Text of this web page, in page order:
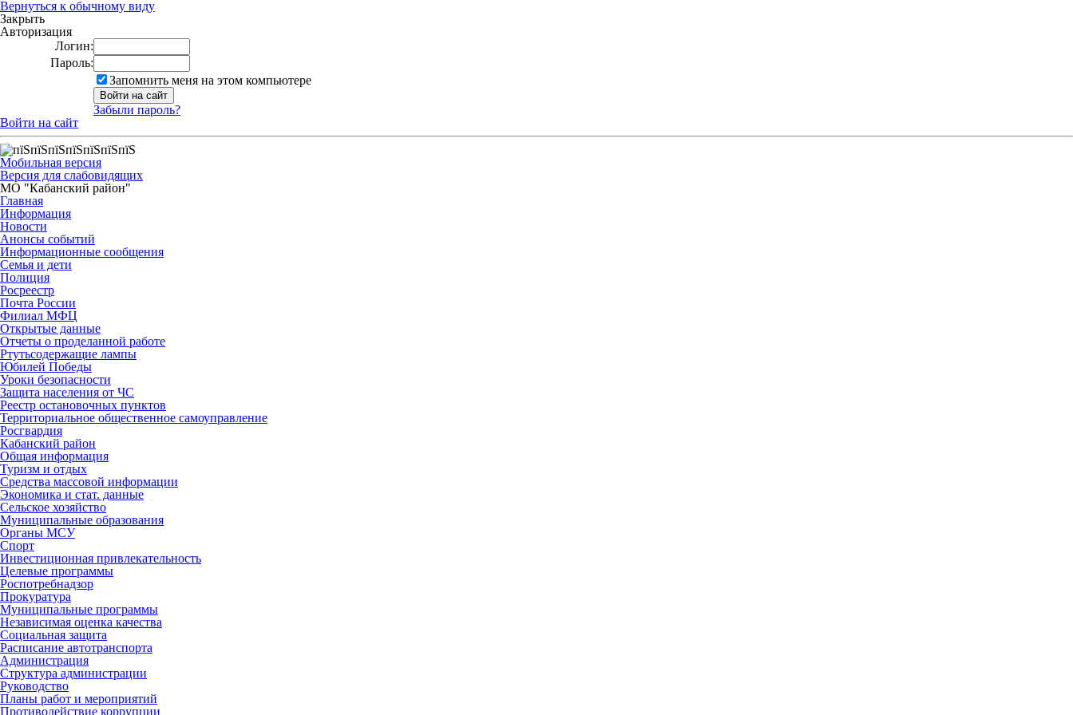
Вернуться к обычному виду
Закрыть
Авторизация
Логин:
Пароль:
Запомнить меня на этом компьютере
Забыли пароль?
Войти на сайт
Мобильная версия
Версия для слабовидящих
МО "Кабанский район"
Главная
Информация
Новости
Анонсы событий
Информационные сообщения
Семья и дети
Полиция
Росреестр
Почта России
Филиал МФЦ
Открытые данные
Отчеты о проделанной работе
Ртутьсодержащие лампы
Юбилей Победы
Уроки безопасности
Защита населения от ЧС
Реестр остановочных пунктов
Территориальное общественное самоуправление
Росгвардия
Кабанский район
Общая информация
Туризм и отдых
Средства массовой информации
Экономика и стат. данные
Сельское хозяйство
Муниципальные образования
Органы МСУ
Спорт
Инвестиционная привлекательность
Целевые программы
Роспотребнадзор
Прокуратура
Муниципальные программы
Независимая оценка качества
Социальная защита
Расписание автотранспорта
Администрация
Структура администрации
Руководство
Планы работ и мероприятий
Противодействие коррупции